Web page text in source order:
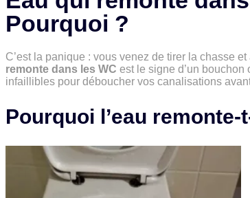
Pourquoi ?
C’est la panique : vous venez de tirer la chasse et
remonte dans les WC est le signe d’un
infaillibles pour déboucher vos canalisations
Pourquoi l’eau